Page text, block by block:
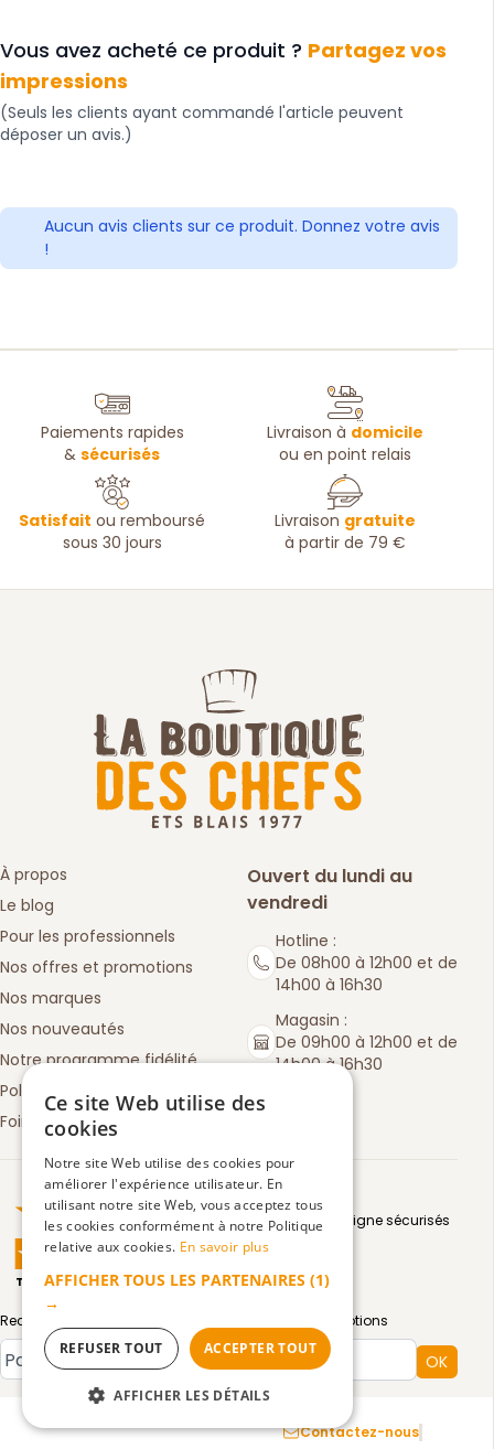
Vous avez acheté ce produit ? Partagez vos
impressions
(Seuls les clients ayant commandé l'article peuvent
déposer un avis.)
Aucun avis clients sur ce produit. Donnez votre avis
!
Paiements rapides
&sécurisés
Livraison à domicile
ou en point relais
Satisfait ou remboursé
sous 30 jours
Livraison gratuite
à partir de 79 €
À propos
Le blog
Pour les professionnels
Nos offres et promotions
Nos marques
Nos nouveautés
Notre programme fidélité
Politique de retours
Foire aux questions
Ouvert du lundi au
vendredi
Hotline :
De 08h00 à 12h00 et de
14h00 à 16h30
Magasin :
De 09h00 à 12h00 et de
14h00 à 16h30
Truspilot : La Boutique des chefs
TrustScore4.5 | 3083avis
Moyens de paiement en ligne sécurisés
Recevez par email toute notre actualité et nos promotions
Type de compte OK
Contactez-nousFacebook
Instagram
Ce site Web utilise des
cookies
Notre site Web utilise des cookies pour
améliorer l'expérience utilisateur. En
utilisant notre site Web, vous acceptez tous
les cookies conformément à notre Politique
relative aux cookies. En savoir plus
AFFICHER TOUS LES PARTENAIRES (1)
→
ACCEPTER TOUT
REFUSER TOUT
AFFICHER LES DÉTAILS
STRICTEMENT NÉCESSAIRES